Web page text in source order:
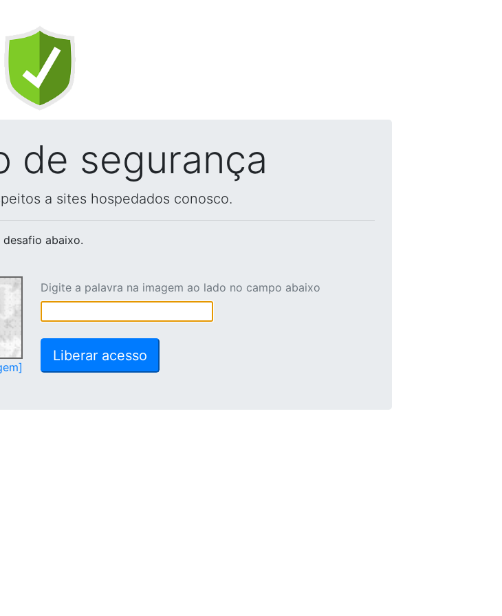
de segurança
a sites hospedados conosco.
abaixo.
Digite a palavra na imagem ao lado no campo abaixo